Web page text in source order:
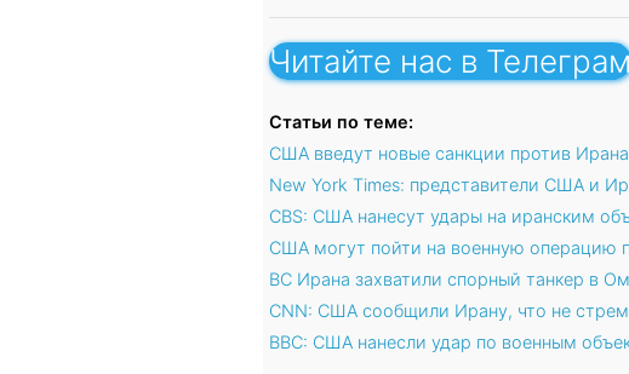
Читайте нас в
Статьи по теме:
США введут новые санкции против Ирана
New York Times: представители США и
CBS: США нанесут удары на иранским
США могут пойти на военную операцию
ВС Ирана захватили спорный танкер в
CNN: США сообщили Ирану, что не
BBC: США нанесли удар по военным